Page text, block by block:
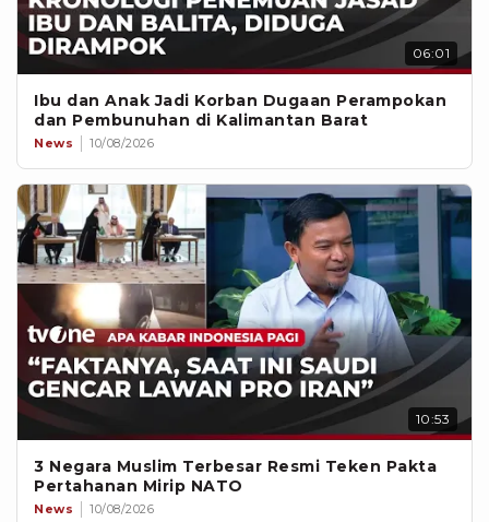
06:01
Ibu dan Anak Jadi Korban Dugaan Perampokan
dan Pembunuhan di Kalimantan Barat
News 10/08/2026
10:53
3 Negara Muslim Terbesar Resmi Teken Pakta
Pertahanan Mirip NATO
News 10/08/2026